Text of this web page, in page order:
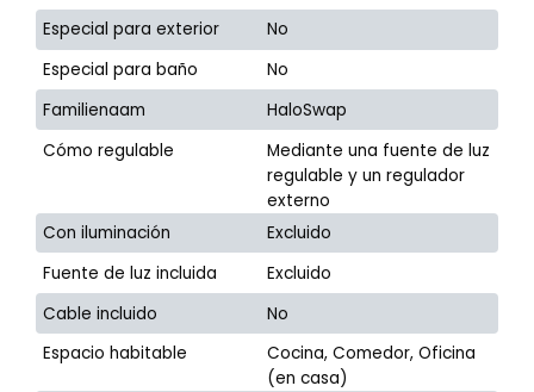
Especial para exterior
No
Especial para baño
No
Familienaam
HaloSwap
Cómo regulable
Mediante una fuente de luz
regulable y un regulador
externo
Con iluminación
Excluido
Fuente de luz incluida
Excluido
Cable incluido
No
Espacio habitable
Cocina, Comedor, Oficina
(en casa)